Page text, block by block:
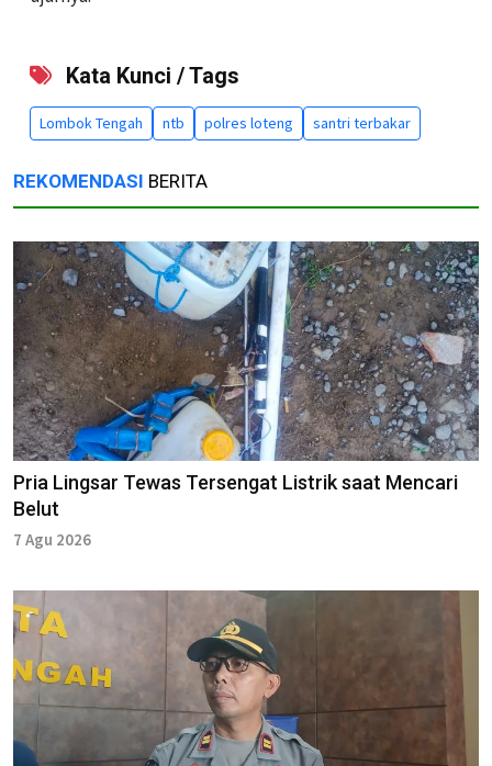
Kata Kunci / Tags
Lombok Tengah ntb polres loteng santri terbakar
REKOMENDASI BERITA
Pria Lingsar Tewas Tersengat Listrik saat Mencari
Belut
7 Agu 2026